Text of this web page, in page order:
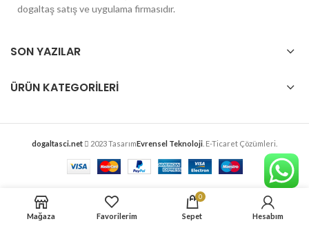
dogaltaş satış ve uygulama firmasıdır.
SON YAZILAR
ÜRÜN KATEGORILERI
dogaltasci.net 2023 TasarımEvrensel Teknoloji . E-Ticaret Çözümleri.
Mağaza Favorilerim
0
Sepet Hesabım